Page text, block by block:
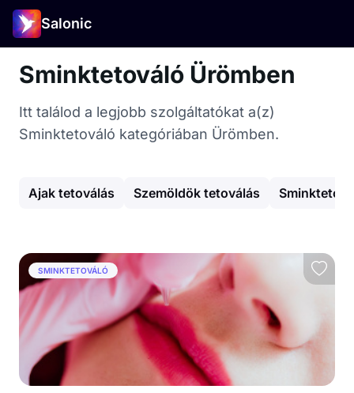
Salonic
Sminktetováló Ürömben
Itt találod a legjobb szolgáltatókat a(z)
Sminktetováló kategóriában Ürömben.
Ajak tetoválás Szemöldök tetoválás
SMINKTETOVÁLÓ